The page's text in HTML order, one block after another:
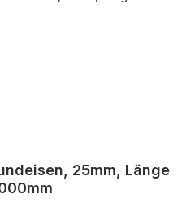
25mm, Länge